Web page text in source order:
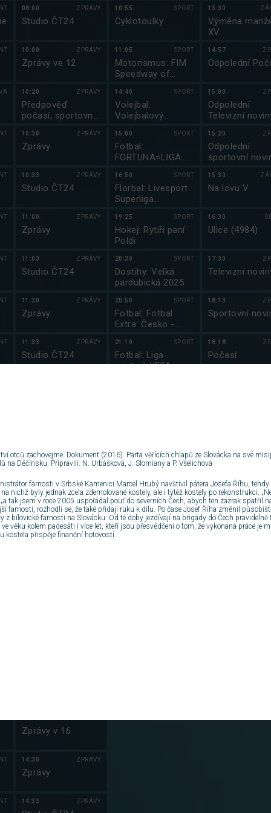
08:00 ZPRÁVY
Studio ČT24
10:00 ZPRÁVY
Zprávy ve 12
10:20 ZPRÁVY
Předpověď
počasí, sportovní
10:30 ZPRÁVY
Zprávy
10:33 ZPRÁVY
Studio ČT24
11:00 ZPRÁVY
Zprávy
11:03 ZPRÁVY
Studio ČT24
11:30 ZPRÁVY
Zprávy
11:33 ZPRÁVY
Studio ČT24
12:30 ZPRÁVY
Zprávy
12:33 ZPRÁVY
Studio ČT24
Zprávy v 16
14:30 ZPRÁVY
Zprávy
14:33 ZPRÁVY
10:55 SPORT
Cyklotoulky
11:05 SPORT
Motorismus: FIM
Speedway of
14:40 SPORT
Volejbal:
Volejbalový
15:00 SPORT
Fotbal:
FORTUNA=LIGA
16:50 SPORT
Florbal: Livesport
Superliga
19:25 SPORT
Hokej: Rytíři paní
Poldi
20:30 SPORT
Dostihy: Velká
pardubická 2025
20:50 SPORT
Fotbal: Fotbal
Extra: Česko -
21:10 SPORT
Fotbal: Liga
mistryň UEFA
vteřiny
13:30
Výměna
XV
14:57
Odpolední
15:00
Odpolední
Televizní
15:20
Odpolední
sportovní
15:30
Na lovu V
16:30
Ulice (4984)
17:30
Televizní
18:13
Sportovní
18:18
Počasí
20:50
Víkend
21:30
Metoda
Hojer (5)
otců zachovejme. Dokument (2016). Parta věřících chlapů ze Slovácka na své
na Děčínsku. Připravili: N. Urbášková, J. Slomiany a P. Všelichová
farnosti v Srbské Kamenici Marcel Hrubý navštívil pátera Josefa Říhu,
nichž byly jednak zcela zdemolované kostely, ale i tytéž kostely po rekonstrukci.
tak jsem v roce 2005 uspořádal pouť do severních Čech, abych ten zázrak spatřil
farnosti, rozhodli se, že také přidají ruku k dílu. Po čase Josef Říha změnil
z bílovické farnosti na Slovácku. Od té doby jezdívají na brigády do Čech
ve věku kolem padesáti i více let, kteří jsou přesvědčeni o tom, že vykonaná práce je
kostela přispěje finanční hotovostí...